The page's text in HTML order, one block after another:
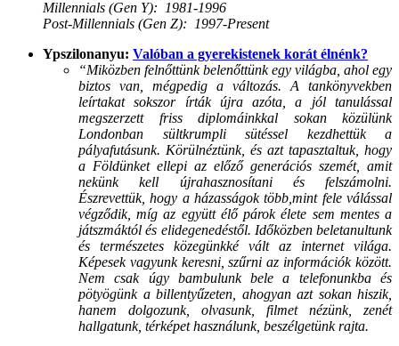
Millennials (Gen Y): 1981-1996
Post-Millennials (Gen Z): 1997-Present
Ypszilonanyu: Valóban a gyerekistenek korát élnénk?
“Miközben felnőttünk belenőttünk egy világba, ahol egy
biztos van, mégpedig a változás. A tankönyvekben
leírtakat sokszor írták újra azóta, a jól tanulással
megszerzett friss diplomáinkkal sokan közülünk
Londonban sültkrumpli sütéssel kezdhettük a
pályafutásunk. Körülnéztünk, és azt tapasztaltuk, hogy
a Földünket ellepi az előző generációs szemét, amit
nekünk kell újrahasznosítani és felszámolni.
Észrevettük, hogy a házasságok több,mint fele válással
végződik, míg az együtt élő párok élete sem mentes a
játszmáktól és elidegenedéstől. Időközben beletanultunk
és természetes közegünkké vált az internet világa.
Képesek vagyunk keresni, szűrni az információk között.
Nem csak úgy bambulunk bele a telefonunkba és
pötyögünk a billentyűzeten, ahogyan azt sokan hiszik,
hanem dolgozunk, olvasunk, filmet nézünk, zenét
hallgatunk, térképet használunk, beszélgetünk rajta.